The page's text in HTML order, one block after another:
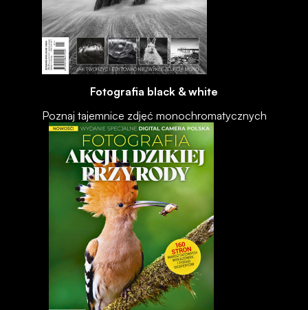
Fotografia black & white
Poznaj tajemnice zdjęć monochromatycznych